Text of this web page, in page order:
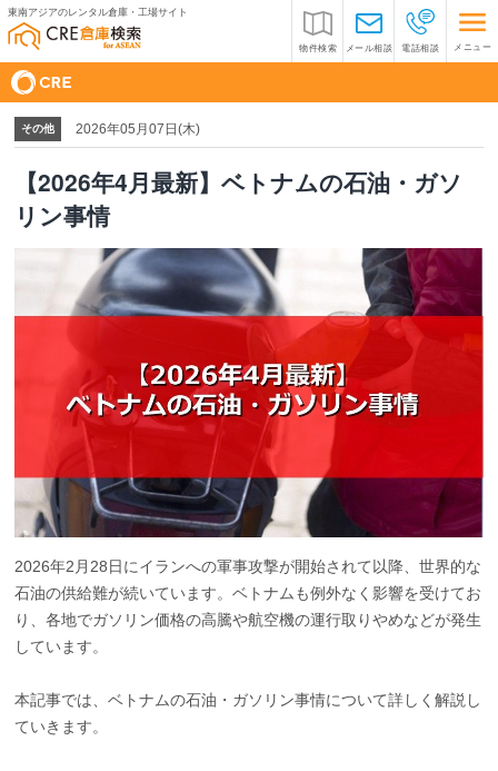
東南アジアのレンタル倉庫・工場サイト
物件検索 メール相談 電話相談 メニュー
その他 2026年05月07日(木)
【2026年4月最新】ベトナムの石油・ガソ
リン事情
2026年2月28日にイランへの軍事攻撃が開始されて以降、世界的な
石油の供給難が続いています。ベトナムも例外なく影響を受けてお
り、各地でガソリン価格の高騰や航空機の運行取りやめなどが発生
しています。
本記事では、ベトナムの石油・ガソリン事情について詳しく解説し
ていきます。